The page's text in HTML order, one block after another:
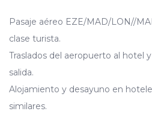
Pasaje aéreo EZE/MAD/LON//
clase turista.
Traslados del aeropuerto al hotel
salida.
Alojamiento y desayuno en
similares.